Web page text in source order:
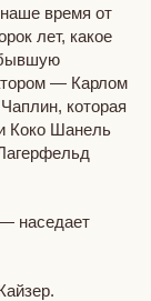
время от
лет, какое
— Карлом
которая
Коко Шанель
наседает